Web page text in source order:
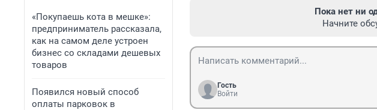
«Покупаешь кота в мешке»:
предприниматель рассказала,
как на самом деле устроен
бизнес со складами дешевых
товаров
Появился новый способ
оплаты парковок в
Пока нет ни
Начните
Гость
Войти